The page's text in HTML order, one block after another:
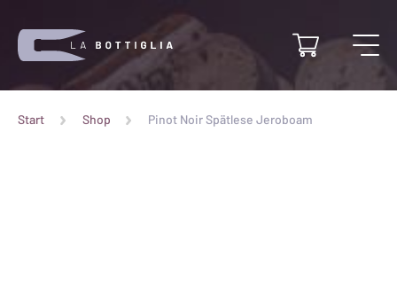
Start Shop Pinot Noir Spätlese Jeroboam